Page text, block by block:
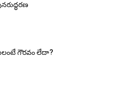
గౌర‌వం లేదా?